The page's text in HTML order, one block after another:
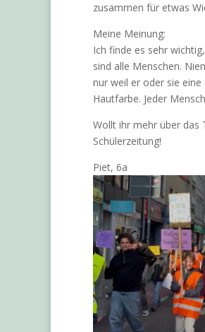
zusammen für etwas
Meine Meinung:
Ich finde es sehr
sind alle Menschen.
nur weil er oder sie
Hautfarbe. Jeder
Wollt ihr mehr über das
Schülerzeitung!
Piet, 6a